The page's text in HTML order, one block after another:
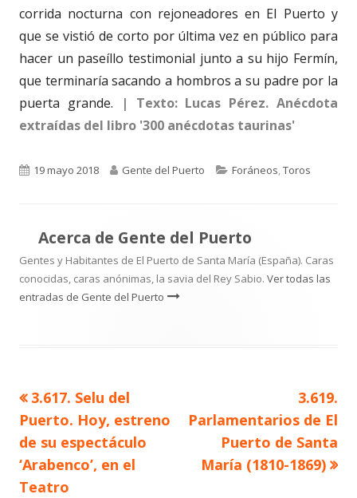
corrida nocturna con rejoneadores en El Puerto y
que se vistió de corto por última vez en público para
hacer un paseíllo testimonial junto a su hijo Fermín,
que terminaría sacando a hombros a su padre por la
puerta grande.
| Texto: Lucas Pérez. Anécdota
extraídas del libro '300 anécdotas taurinas'
Publicado
19 mayo 2018 Autor
Gente del Puerto Categorías
Foráneos,Toros
Acerca de Gente del Puerto
Gentes y Habitantes de El Puerto de Santa María (España). Caras
conocidas, caras anónimas, la savia del Rey Sabio. Ver todas las
entradas de Gente del Puerto
Navegación
de
entradas
Artículo
anterior
3.617. Selu del
Puerto. Hoy, estreno
de su espectáculo
‘Arabenco’, en el
Teatro
Artículo
3.619.
Parlamentarios de El
Puerto de Santa
María (1810-1869)